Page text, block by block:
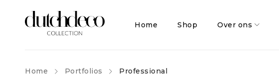
Home Shop Over ons
Home Portfolios Professional